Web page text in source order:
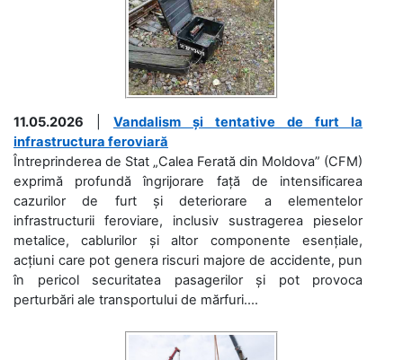
11.05.2026
Vandalism și tentative de furt la
infrastructura feroviară
Întreprinderea de Stat „Calea Ferată din Moldova” (CFM)
exprimă profundă îngrijorare față de intensificarea
cazurilor de furt și deteriorare a elementelor
infrastructurii feroviare, inclusiv sustragerea pieselor
metalice, cablurilor și altor componente esențiale,
acțiuni care pot genera riscuri majore de accidente, pun
în pericol securitatea pasagerilor și pot provoca
perturbări ale transportului de mărfuri....